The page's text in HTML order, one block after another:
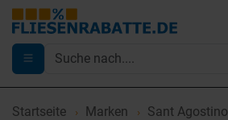
Startseite Marken Sant Agostino